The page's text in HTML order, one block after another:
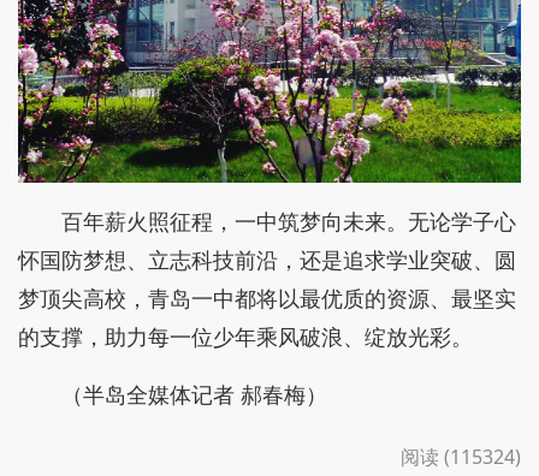
百年薪火照征程，一中筑梦向未来。无论学子心
怀国防梦想、立志科技前沿，还是追求学业突破、圆
梦顶尖高校，青岛一中都将以最优质的资源、最坚实
的支撑，助力每一位少年乘风破浪、绽放光彩。
（半岛全媒体记者 郝春梅）
阅读 (115324)